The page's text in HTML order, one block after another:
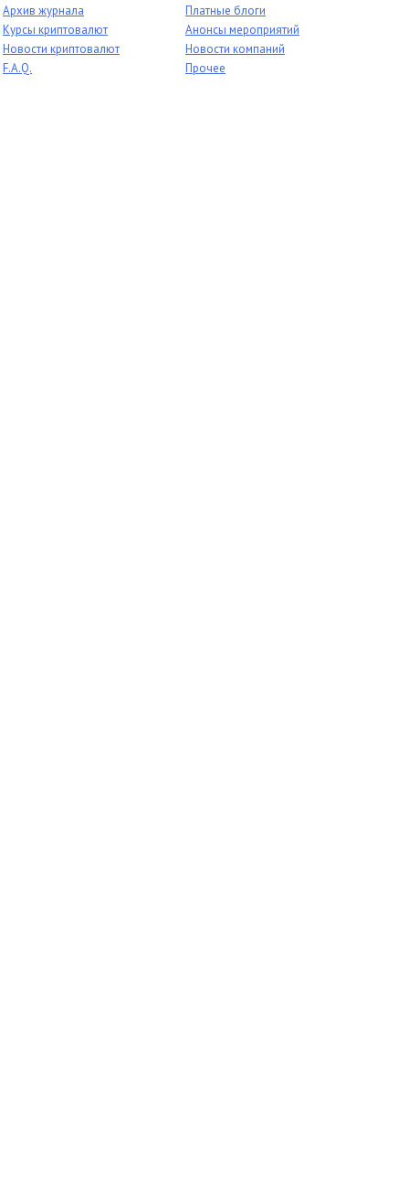
Архив журнала
Курсы криптовалют
Новости криптовалют
F.A.Q.
Платные блоги
Анонсы мероприятий
Новости компаний
Прочее